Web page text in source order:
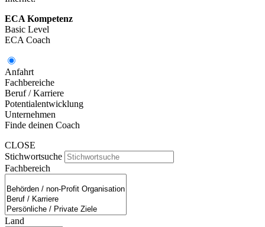
ECA Kompetenz
Basic Level
ECA Coach
Anfahrt
Fachbereiche
Beruf / Karriere
Potentialentwicklung
Unternehmen
Finde deinen Coach
CLOSE
Stichwortsuche
Fachbereich
Land